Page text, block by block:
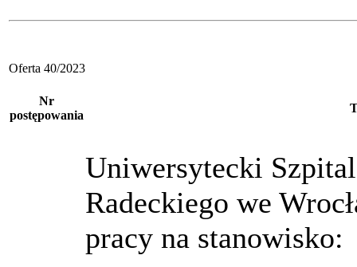
Oferta 40/2023
Nr
postępowania
Uniwersytecki
Radeckiego we
pracy na stanowisko: